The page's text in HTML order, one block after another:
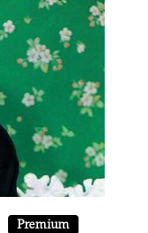
Premium